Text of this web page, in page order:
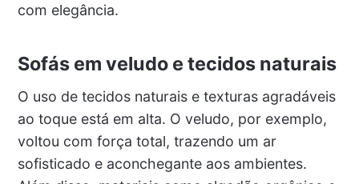
com elegância.
Sofás em veludo e tecidos naturais
O uso de tecidos naturais e texturas agradáveis
ao toque está em alta. O veludo, por exemplo,
voltou com força total, trazendo um ar
sofisticado e aconchegante aos ambientes.